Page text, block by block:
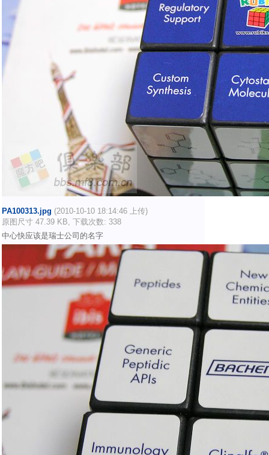
PA100313.jpg (2010-10-10 18:14:46 上传)
原图尺寸 47.39 KB, 下载次数: 338
中心快应该是瑞士公司的名字